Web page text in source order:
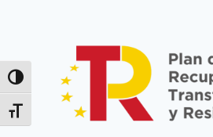
Alternar alto contraste
Alternar tamaño de letra